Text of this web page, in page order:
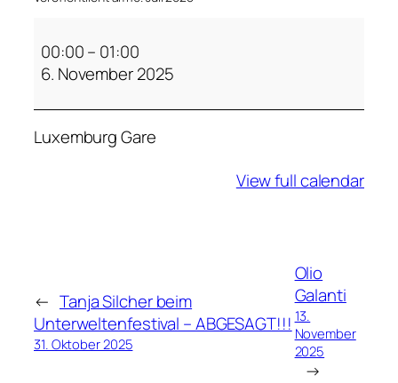
L
i
00:00– 01:00
6. November 2025
Luxemburg Gare
View full calendar
← Tanja Silcher beim
Unterweltenfestival – ABGESAGT!!!
31. Oktober 2025
Olio
Galanti
13.
November
2025
→